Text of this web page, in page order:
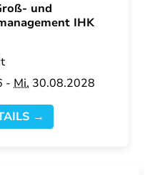
und
IHK
-Mi. 30.08.2028
→